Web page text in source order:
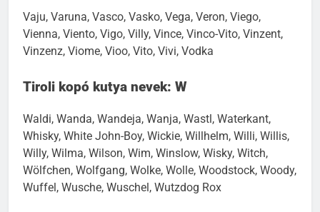
Vaju, Varuna, Vasco, Vasko, Vega, Veron, Viego,
Vienna, Viento, Vigo, Villy, Vince, Vinco-Vito, Vinzent,
Waldi, Wanda, Wandeja, Wanja, Wastl, Waterkant,
Whisky, White John-Boy, Wickie, Willhelm, Willi, Willis,
Willy, Wilma, Wilson, Wim, Winslow, Wisky, Witch,
Wölfchen, Wolfgang, Wolke, Wolle, Woodstock, Woody,